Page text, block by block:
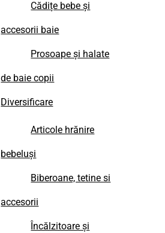
Cădițe bebe și
accesorii baie
Prosoape și halate
de baie copii
Diversificare
Articole hrănire
bebeluși
Biberoane, tetine si
accesorii
Încălzitoare și